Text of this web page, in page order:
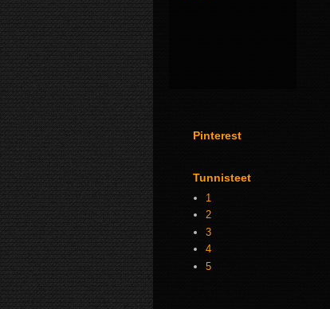
Pinterest
Tunnisteet
1
2
3
4
5